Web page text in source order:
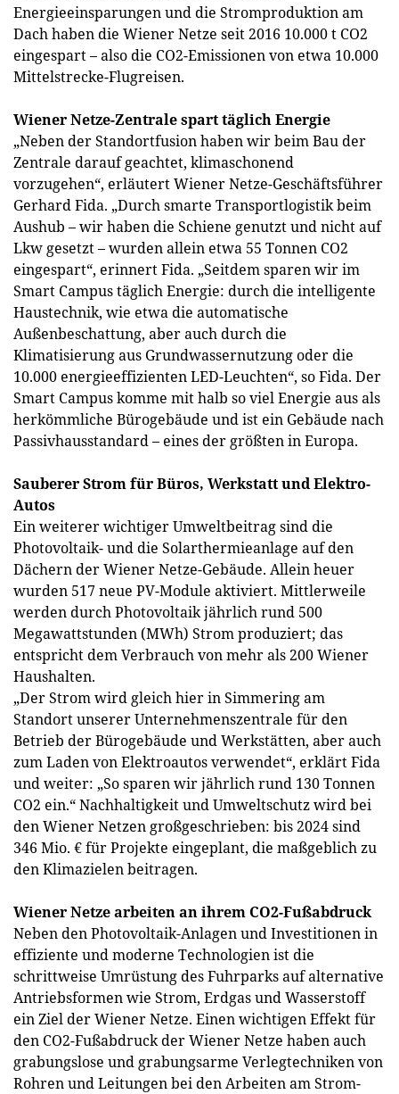
Energieeinsparungen und die Stromproduktion am
Dach haben die Wiener Netze seit 2016 10.000 t CO2
eingespart – also die CO2-Emissionen von etwa 10.000
Mittelstrecke-Flugreisen.
Wiener Netze-Zentrale spart täglich Energie
„Neben der Standortfusion haben wir beim Bau der
Zentrale darauf geachtet, klimaschonend
vorzugehen“, erläutert Wiener Netze-Geschäftsführer
Gerhard Fida. „Durch smarte Transportlogistik beim
Aushub – wir haben die Schiene genutzt und nicht auf
Lkw gesetzt – wurden allein etwa 55 Tonnen CO2
eingespart“, erinnert Fida. „Seitdem sparen wir im
Smart Campus täglich Energie: durch die intelligente
Haustechnik, wie etwa die automatische
Außenbeschattung, aber auch durch die
Klimatisierung aus Grundwassernutzung oder die
10.000 energieeffizienten LED-Leuchten“, so Fida. Der
Smart Campus komme mit halb so viel Energie aus als
herkömmliche Bürogebäude und ist ein Gebäude nach
Passivhausstandard – eines der größten in Europa.
Sauberer Strom für Büros, Werkstatt und Elektro-
Autos
Ein weiterer wichtiger Umweltbeitrag sind die
Photovoltaik- und die Solarthermieanlage auf den
Dächern der Wiener Netze-Gebäude. Allein heuer
wurden 517 neue PV-Module aktiviert. Mittlerweile
werden durch Photovoltaik jährlich rund 500
Megawattstunden (MWh) Strom produziert; das
entspricht dem Verbrauch von mehr als 200 Wiener
Haushalten.
„Der Strom wird gleich hier in Simmering am
Standort unserer Unternehmenszentrale für den
Betrieb der Bürogebäude und Werkstätten, aber auch
zum Laden von Elektroautos verwendet“, erklärt Fida
und weiter: „So sparen wir jährlich rund 130 Tonnen
CO2 ein.“ Nachhaltigkeit und Umweltschutz wird bei
den Wiener Netzen großgeschrieben: bis 2024 sind
346 Mio. € für Projekte eingeplant, die maßgeblich zu
den Klimazielen beitragen.
Wiener Netze arbeiten an ihrem CO2-Fußabdruck
Neben den Photovoltaik-Anlagen und Investitionen in
effiziente und moderne Technologien ist die
schrittweise Umrüstung des Fuhrparks auf alternative
Antriebsformen wie Strom, Erdgas und Wasserstoff
ein Ziel der Wiener Netze. Einen wichtigen Effekt für
den CO2-Fußabdruck der Wiener Netze haben auch
grabungslose und grabungsarme Verlegtechniken von
Rohren und Leitungen bei den Arbeiten am Strom-